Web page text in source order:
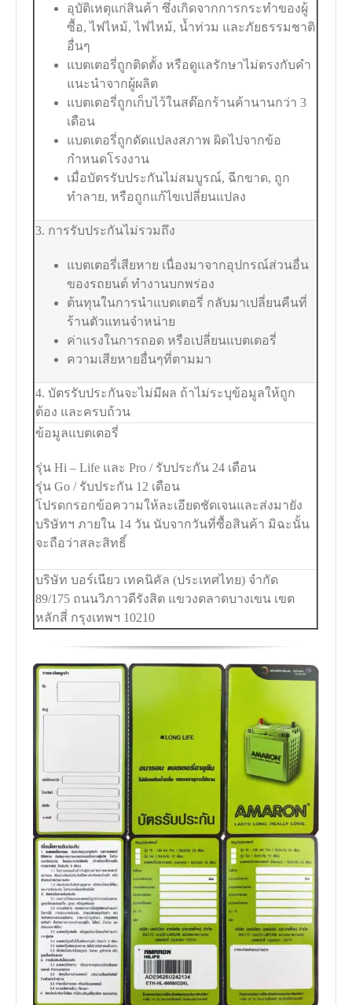
อุบัติเหตุแก่สินค้า ซึ่งเกิดจากการกระทำของผู้
ซื้อ, ไฟไหม้, ไฟไหม้, น้ำท่วม และภัยธรรมชาติ
อื่นๆ
แบตเตอรี่ถูกติดตั้ง หรือดูแลรักษาไม่ตรงกับคำ
แนะนำจากผู้ผลิต
แบตเตอรี่ถูกเก็บไว้ในสต๊อกร้านค้านานกว่า 3
เดือน
แบตเตอรี่ถูกดัดแปลงสภาพ ผิดไปจากข้อ
กำหนดโรงงาน
เมื่อบัตรรับประกันไม่สมบูรณ์, ฉีกขาด, ถูก
ทำลาย, หรือถูกแก้ไขเปลี่ยนแปลง
3. การรับประกันไม่รวมถึง
แบตเตอรี่เสียหาย เนื่องมาจากอุปกรณ์ส่วนอื่น
ของรถยนต์ ทำงานบกพร่อง
ต้นทุนในการนำแบตเตอรี่ กลับมาเปลี่ยนคืนที่
ร้านตัวแทนจำหน่าย
ค่าแรงในการถอด หรือเปลี่ยนแบตเตอรี่
ความเสียหายอื่นๆที่ตามมา
4. บัตรรับประกันจะไม่มีผล ถ้าไม่ระบุข้อมูลให้ถูก
ต้อง และครบถ้วน
ข้อมูลแบตเตอรี่
รุ่น Hi – Life และ Pro / รับประกัน 24 เดือน
รุ่น Go / รับประกัน 12 เดือน
โปรดกรอกข้อความให้ละเอียดชัดเจนและส่งมายัง
บริษัทฯ ภายใน 14 วัน นับจากวันที่ซื้อสินค้า มิฉะนั้น
จะถือว่าสละสิทธิ์
บริษัท บอร์เนียว เทคนิคัล (ประเทศไทย) จำกัด
89/175 ถนนวิภาวดีรังสิต แขวงตลาดบางเขน เขต
หลักสี่ กรุงเทพฯ 10210